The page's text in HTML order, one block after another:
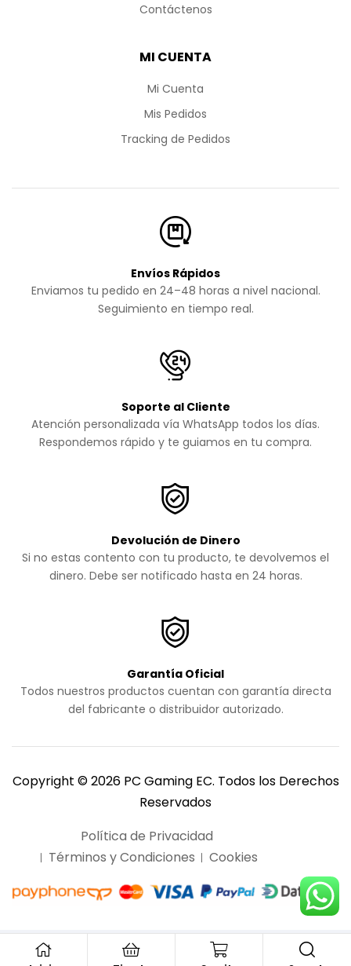
Contáctenos
MI CUENTA
Mi Cuenta
Mis Pedidos
Tracking de Pedidos
Envíos Rápidos
Enviamos tu pedido en 24–48 horas a nivel nacional.
Seguimiento en tiempo real.
Soporte al Cliente
Atención personalizada vía WhatsApp todos los días.
Respondemos rápido y te guiamos en tu compra.
Devolución de Dinero
Si no estas contento con tu producto, te devolvemos el
dinero. Debe ser notificado hasta en 24 horas.
Garantía Oficial
Todos nuestros productos cuentan con garantía directa
del fabricante o distribuidor autorizado.
Copyright © 2026 PC Gaming EC. Todos los Derechos
Reservados
Política de Privacidad
Términos y Condiciones
Cookies